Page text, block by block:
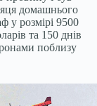
домашнього
у розмірі 9500
та 150 днів
поблизу